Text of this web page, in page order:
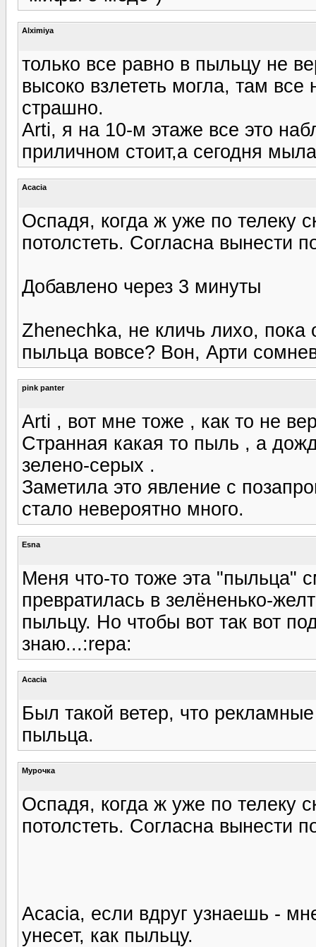
Alximiya
только все равно в пыльцу не
высоко взлететь могла, там
страшно.
Arti, я на 10-м этаже все это
приличном стоит,а сегодня
Acacia
Оспадя, когда ж уже по телеку
потолстеть. Согласна вынести
Добавлено через 3 минуты
Zhenechka, не кличь лихо, пока
пыльца вовсе? Вон, Арти
pink panter
Arti , вот мне тоже , как то не
Странная какая то пыль , а
зелено-серых .
Заметила это явление с
стало невероятно много.
Esna
Меня что-то тоже эта "пыльца"
превратилась в зелёненько-
пыльцу. Но чтобы вот так вот
знаю...:repa:
Acacia
Был такой ветер, что
пыльца.
Мурочка
Оспадя, когда ж уже по телеку
потолстеть. Согласна вынести
Acacia, если вдруг узнаешь -
унесет, как пыльцу.